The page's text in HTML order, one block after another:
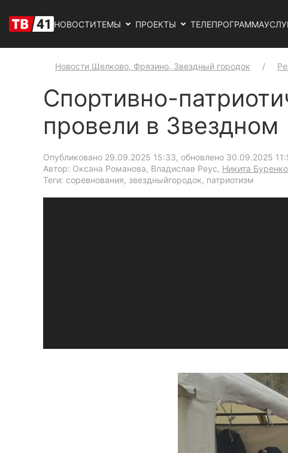
НОВОСТИТЕМЫ ПРОЕКТЫ ТЕЛЕПРОГРАММА
Новости Щелково, Фрязино, Звездный городок
Спортивно-
провели в Звездном
Опубликовано 29.09.2025 15:33, обновлено 30.09.2025
Автор: Оксана Романова, Владислав Реус, Никита
Теги: соревнования, звездныйгородок, патриотизм